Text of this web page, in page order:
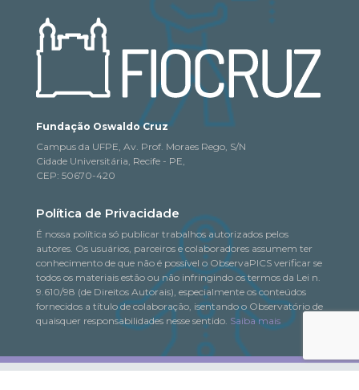
Fundação Oswaldo Cruz
Campus da UFPE, Av. Prof. Moraes Rego, S/N
Cidade Universitária, Recife - PE,
CEP: 50670-420
Política de Privacidade
É nossa política só publicar trabalhos autorizados pelos
autores. Os usuários, parceiros e colaboradores assumem ter
conhecimento de que não é possível o ObservaPICS verificar se
todos os materiais estão ou não infringindo os termos da Lei n.
9.610/98 (de Direitos Autorais), especialmente os conteúdos
fornecidos a título de colaboração, isentando o Observatório de
quaisquer responsabilidades nesse sentido. Saiba mais